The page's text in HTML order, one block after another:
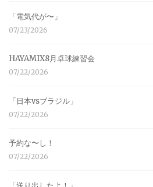
「電気代が〜」
07/23/2026
HAYAMIX8月卓球練習会
07/22/2026
「日本vsブラジル」
07/22/2026
予約な〜し！
07/22/2026